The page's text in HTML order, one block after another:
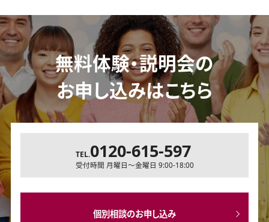
無料体験・説明会の
お申し込みはこちら
TEL.0120-615-597
受付時間 月曜日～金曜日 9:00-18:00
個別相談のお申し込み